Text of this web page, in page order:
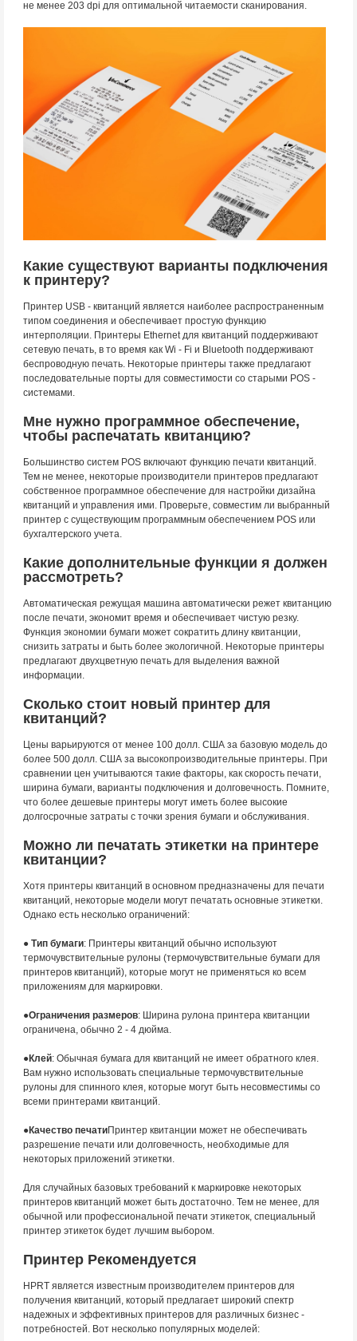
не менее 203 dpi для оптимальной читаемости сканирования.
Какие существуют варианты подключения
к принтеру?
Принтер USB - квитанций является наиболее распространенным
типом соединения и обеспечивает простую функцию
интерполяции. Принтеры Ethernet для квитанций поддерживают
сетевую печать, в то время как Wi - Fi и Bluetooth поддерживают
беспроводную печать. Некоторые принтеры также предлагают
последовательные порты для совместимости со старыми POS -
системами.
Мне нужно программное обеспечение,
чтобы распечатать квитанцию?
Большинство систем POS включают функцию печати квитанций.
Тем не менее, некоторые производители принтеров предлагают
собственное программное обеспечение для настройки дизайна
квитанций и управления ими. Проверьте, совместим ли выбранный
принтер с существующим программным обеспечением POS или
бухгалтерского учета.
Какие дополнительные функции я должен
рассмотреть?
Автоматическая режущая машина автоматически режет квитанцию
после печати, экономит время и обеспечивает чистую резку.
Функция экономии бумаги может сократить длину квитанции,
снизить затраты и быть более экологичной. Некоторые принтеры
предлагают двухцветную печать для выделения важной
информации.
Сколько стоит новый принтер для
квитанций?
Цены варьируются от менее 100 долл. США за базовую модель до
более 500 долл. США за высокопроизводительные принтеры. При
сравнении цен учитываются такие факторы, как скорость печати,
ширина бумаги, варианты подключения и долговечность. Помните,
что более дешевые принтеры могут иметь более высокие
долгосрочные затраты с точки зрения бумаги и обслуживания.
Можно ли печатать этикетки на принтере
квитанции?
Хотя принтеры квитанций в основном предназначены для печати
квитанций, некоторые модели могут печатать основные этикетки.
Однако есть несколько ограничений:
● Тип бумаги: Принтеры квитанций обычно используют
термочувствительные рулоны (термочувствительные бумаги для
принтеров квитанций), которые могут не применяться ко всем
приложениям для маркировки.
●Ограничения размеров: Ширина рулона принтера квитанции
ограничена, обычно 2 - 4 дюйма.
●Клей: Обычная бумага для квитанций не имеет обратного клея.
Вам нужно использовать специальные термочувствительные
рулоны для спинного клея, которые могут быть несовместимы со
всеми принтерами квитанций.
●Качество печатиПринтер квитанции может не обеспечивать
разрешение печати или долговечность, необходимые для
некоторых приложений этикетки.
Для случайных базовых требований к маркировке некоторых
принтеров квитанций может быть достаточно. Тем не менее, для
обычной или профессиональной печати этикеток, специальный
принтер этикеток будет лучшим выбором.
Принтер Рекомендуется
HPRT является известным производителем принтеров для
получения квитанций, который предлагает широкий спектр
надежных и эффективных принтеров для различных бизнес -
потребностей. Вот несколько популярных моделей: